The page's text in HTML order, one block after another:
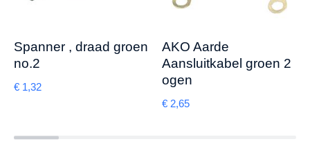
Spanner , draad groen
no.2
€ 1,32
AKO Aarde
Aansluitkabel groen 2
ogen
€ 2,65